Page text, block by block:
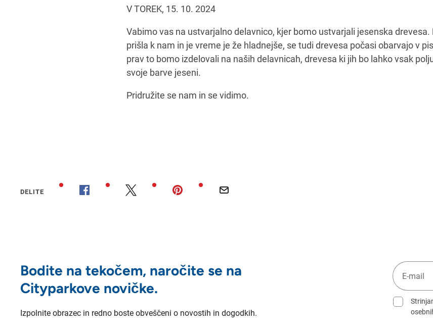
V TOREK, 15. 10. 2024
Vabimo vas na ustvarjalno delavnico, kjer bomo ustvarjali jesenska drevesa.
prišla k nam in je vreme je že hladnejše, se tudi drevesa počasi obarvajo v
prav to bomo izdelovali na naših delavnicah, drevesa ki jih bo lahko vsak
svoje barve jeseni.
Pridružite se nam in se vidimo.
DELITE
Bodite na tekočem, naročite se na
Cityparkove novičke.
Izpolnite obrazec in redno boste obveščeni o novostih in dogodkih.